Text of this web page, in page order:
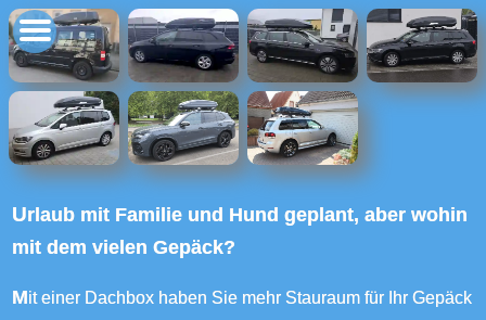
Urlaub mit Familie und Hund geplant, aber wohin
mit dem vielen Gepäck?
Mit einer Dachbox haben Sie mehr Stauraum für Ihr Gepäck